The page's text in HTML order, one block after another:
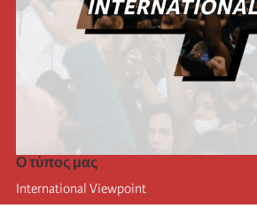
Ο τύπος μας
International Viewpoint